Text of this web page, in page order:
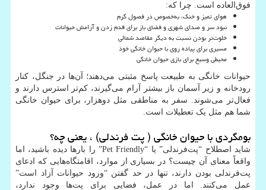
فوق‌العاده است. چرا که:
هوای تمیز و خنک، به‌خصوص در فصول گرم
نبود سر و صدای شهری و فضای باز برای قدم زدن و آرامش حیوانات
خلوت‌تر بودن نسبت به دیگر مقاصد شمالی
مسیری برای پیاده روی با حیوان خانگی خود
محیطی وسیع برای بازی حیوان خانگی
حیوانات خانگی به طبیعت پاسخ مثبتی می‌دهند؛ آن‌ها در جنگل، کنار
رودخانه و زیر آسمان باز بیشتر آرام می‌گیرند، کم‌تر استرس دارند و
فعال‌تر می‌شوند. سفر به مناطقی مثل دوهزار، برای حیوان خانگی
شما هم مثل یک تعطیلات است.
بومگردی با حیوان خانگی ( پت فرندلی) ، یعنی چه؟
شاید اصطلاح “پت‌فرندلی” یا “Pet Friendly” را بارها دیده باشید، اما
واقعاً معنای آن چیست؟ در بسیاری از موارد، اقامتگاه‌هایی که ادعای
پت‌فرندلی بودن دارند، تنها در حد گفتن “ورود حیوانات آزاد است”
عمل می‌کنند. اما در عمل، فضایی برای پت‌ها وجود ندارد،